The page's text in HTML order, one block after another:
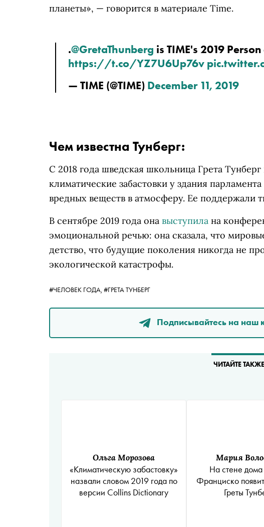
планеты», — говорится в материале Time.
.@GretaThunberg is TIME's 2019
https://t.co/YZ7U6Up76v
— TIME (@TIME) December 11, 2019
Чем известна Тунберг:
С 2018 года шведская школьница Грета
климатические забастовки у здания
вредных веществ в атмосферу. Ее поддержали
В сентябре 2019 года она выступила на
эмоциональной речью: она сказала, что
детство, что будущие поколения никогда не
экологической катастрофы.
#ЧЕЛОВЕК ГОДА, #ГРЕТА ТУНБЕРГ
Подписывайтесь на наш
ЧИТАЙТЕ ТАКЖЕ
Ольга Морозова
«Климатическую забастовку»
назвали словом 2019 года по
версии Collins Dictionary
Мария
На стене
Франциско
Греты